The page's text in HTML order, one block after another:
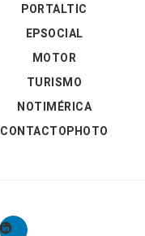
PORTALTIC
EPSOCIAL
MOTOR
TURISMO
NOTIMÉRICA
CONTACTOPHOTO